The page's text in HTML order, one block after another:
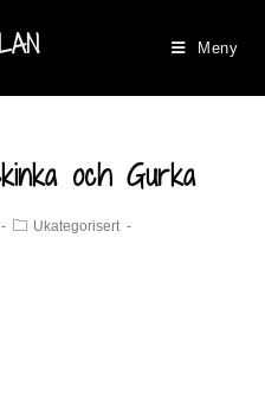
Meny
och Gurka
Ukategorisert